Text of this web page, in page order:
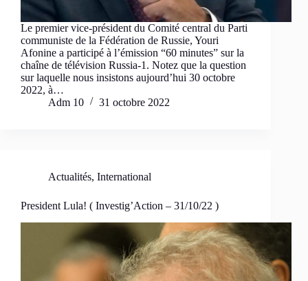
Le premier vice-président du Comité central du Parti
communiste de la Fédération de Russie, Youri
Afonine a participé à l’émission “60 minutes” sur la
chaîne de télévision Russia-1. Notez que la question
sur laquelle nous insistons aujourd’hui 30 octobre
2022, à…
Adm 10
31 octobre 2022
Actualités, International
President Lula! ( Investig’Action – 31/10/22 )